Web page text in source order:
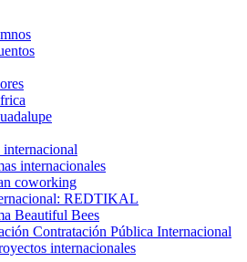
internacionales
coworking
REDTIKAL
Beautiful Bees
Contratación Pública Internacional
internacionales